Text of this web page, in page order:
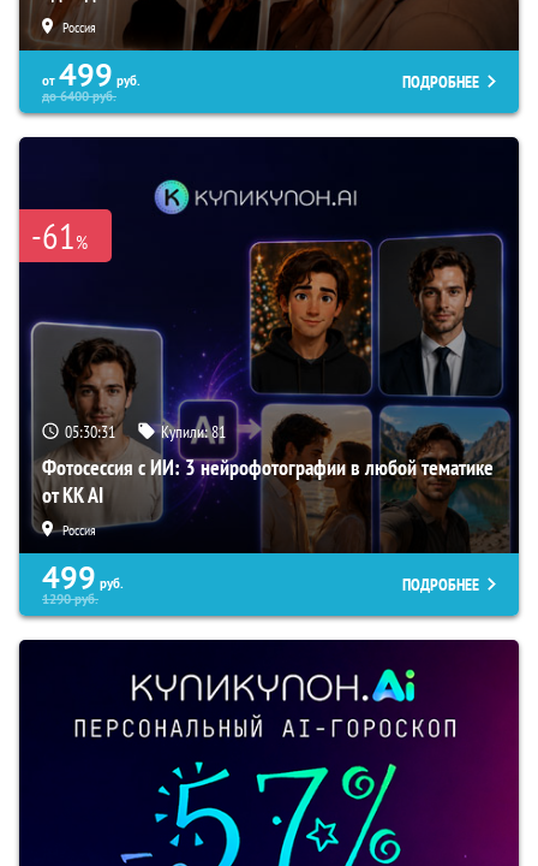
Россия
от 499 руб.
до6400руб.
ПОДРОБНЕЕ
-61%
05:30:30 Купили:81
Фотосессия с ИИ: 3 нейрофотографии в любой тематике
от KK AI
Россия
499 руб.
1290руб.
ПОДРОБНЕЕ